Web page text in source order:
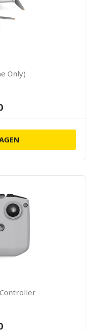
Only)
Controller